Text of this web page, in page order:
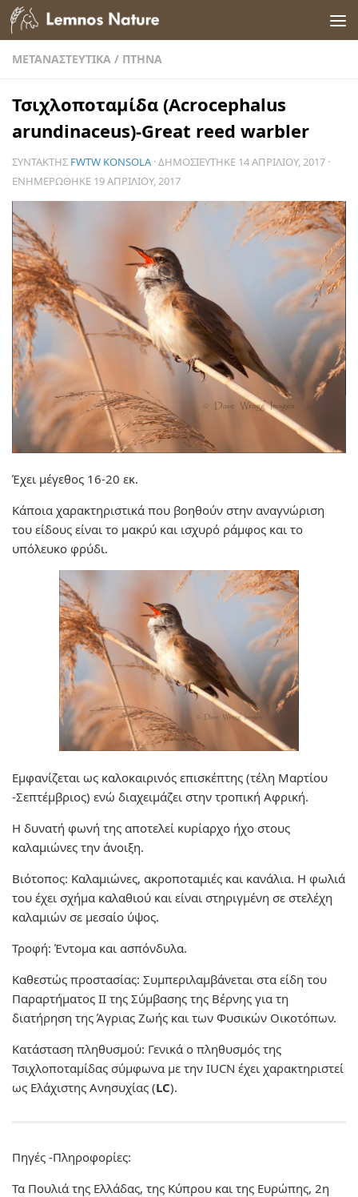
Skip to content
ΜΕΤΑΝΑΣΤΕΥΤΙΚΆ / ΠΤΗΝΆ
Τσιχλοποταμίδα (Acrocephalus
arundinaceus)-Great reed warbler
ΣΥΝΤΆΚΤΗΣ FWTW KONSOLA · ΔΗΜΟΣΙΕΎΤΗΚΕ 14 ΑΠΡΙΛΊΟΥ, 2017 ·
ΕΝΗΜΕΡΏΘΗΚΕ 19 ΑΠΡΙΛΊΟΥ, 2017
Έχει μέγεθος 16-20 εκ.
Κάποια χαρακτηριστικά που βοηθούν στην αναγνώριση
του είδους είναι το μακρύ και ισχυρό ράμφος και το
υπόλευκο φρύδι.
Εμφανίζεται ως καλοκαιρινός επισκέπτης (τέλη Μαρτίου
-Σεπτέμβριος) ενώ διαχειμάζει στην τροπική Αφρική.
Η δυνατή φωνή της αποτελεί κυρίαρχο ήχο στους
καλαμιώνες την άνοιξη.
Βιότοπος: Καλαμιώνες, ακροποταμιές και κανάλια. Η φωλιά
του έχει σχήμα καλαθιού και είναι στηριγμένη σε στελέχη
καλαμιών σε μεσαίο ύψος.
Τροφή: Έντομα και ασπόνδυλα.
Καθεστώς προστασίας: Συμπεριλαμβάνεται στα είδη του
Παραρτήματος ΙΙ της Σύμβασης της Βέρνης για τη
διατήρηση της Άγριας Ζωής και των Φυσικών Οικοτόπων.
Κατάσταση πληθυσμού: Γενικά ο πληθυσμός της
Τσιχλοποταμίδας σύμφωνα με την IUCN έχει χαρακτηριστεί
ως Ελάχιστης Ανησυχίας (LC).
Πηγές -Πληροφορίες:
Τα Πουλιά της Ελλάδας, της Κύπρου και της Ευρώπης, 2η